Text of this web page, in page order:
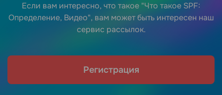
Если вам интересно, что такое "Что такое SPF:
Определение, Видео", вам может быть интересен наш
сервис рассылок.
Регистрация